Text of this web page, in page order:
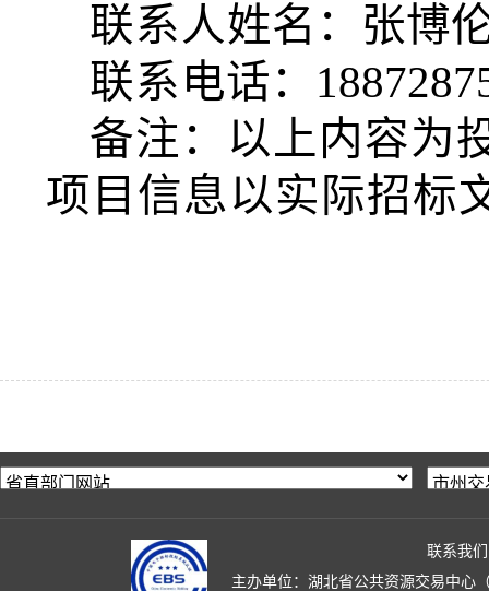
联系人姓名： 张博
联系 电话：
备注：以上内容为
项目信息以实际招标
联系我们
主办单位：湖北省公共资源交易中心